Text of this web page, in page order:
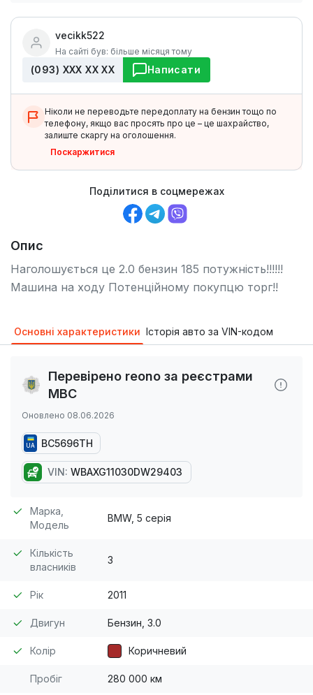
vecikk522
На сайті був: більше місяця тому
(093) ХХХ ХХ ХХ Написати
Ніколи не переводьте передоплату на бензин тощо по
телефону, якщо вас просять про це – це шахрайство,
залиште скаргу на оголошення.
Поскаржитися
Поділитися в соцмережах
Опис
Наголошується це 2.0 бензин 185 потужність!!!!!!
Машина на ходу Потенційному покупцю торг!!
Основні характеристики Історія авто за VIN-кодом
Перевірено reono за реєстрами
МВС
Оновлено 08.06.2026
UA BC5696TH
VIN: WBAXG11030DW29403
Марка,
Модель
BMW, 5 серія
Кількість
власників
3
Рік 2011
Двигун Бензин, 3.0
Колір Коричневий
Пробіг 280 000 км